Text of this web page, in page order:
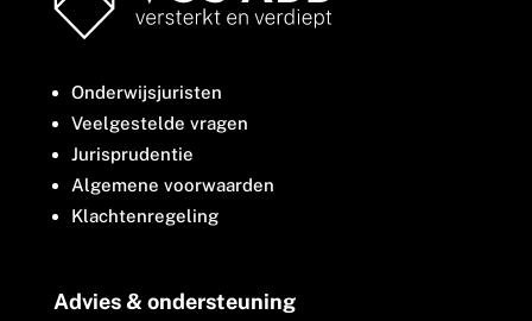
Onderwijsjuristen
Veelgestelde vragen
Jurisprudentie
Algemene voorwaarden
Klachtenregeling
Advies & ondersteuning